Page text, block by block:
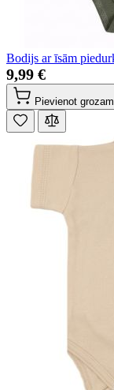
Bodijs ar īsām
9,99 €
Pievienot grozam